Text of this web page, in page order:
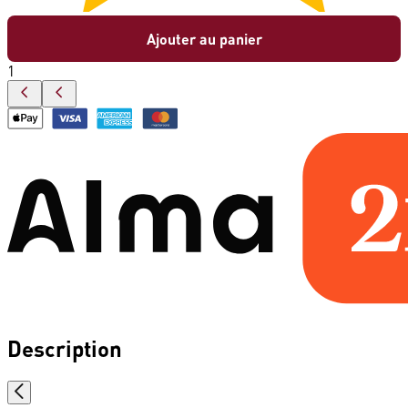
Ajouter au panier
1
Description